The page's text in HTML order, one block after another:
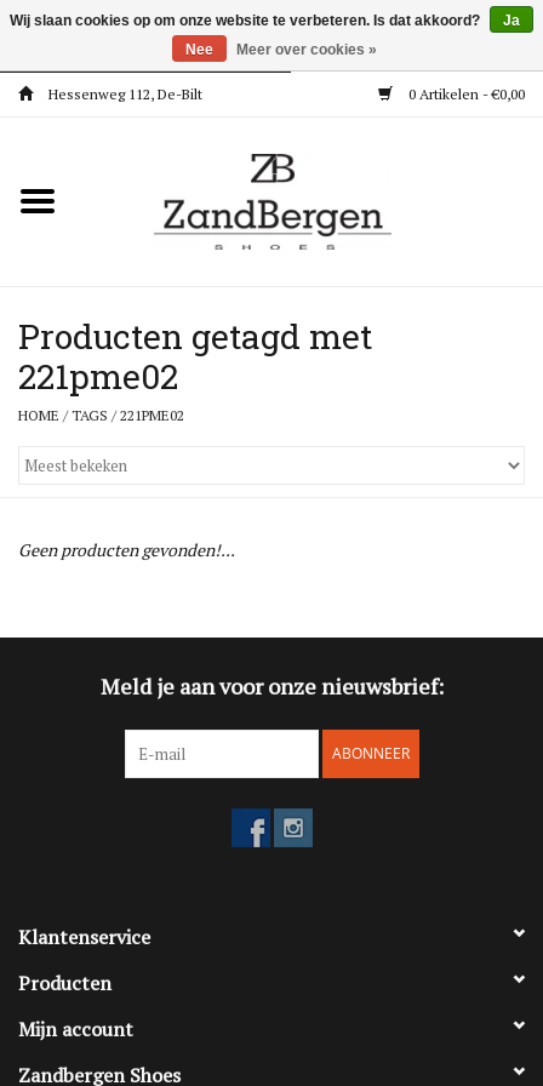
Hessenweg 112, De-Bilt 0 Artikelen - €0,00
Kleding
Meisjes
Jongens
Accessoires
Producten getagd met
221pme02
HOME /TAGS /221PME02
Geen producten gevonden!...
Meld je aan voor onze nieuwsbrief:
ABONNEER
Klantenservice
Producten
Mijn account
Zandbergen Shoes
Wij slaan cookies op om onze website te verbeteren. Is dat akkoord?
Ja
Nee
Meer over cookies »